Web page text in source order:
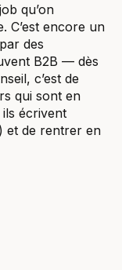
qu’on
C’est encore un
des
B2B — dès
c’est de
qui sont en
écrivent
et de rentrer en